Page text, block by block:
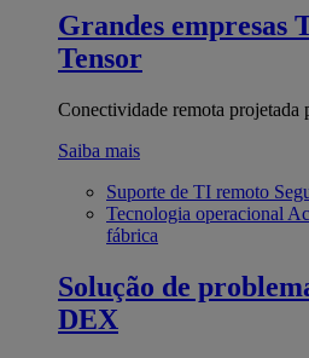
Grandes empresas
Tensor
Conectividade remota projetada
Saiba mais
Suporte de TI remoto
Tecnologia operacional
fábrica
Solução de
DEX